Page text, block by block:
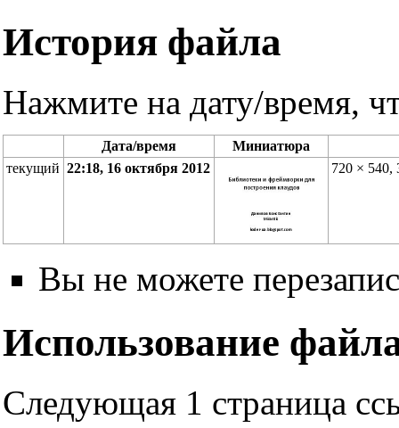
История файла
Нажмите на дату/время,
Дата/время
Миниатюра
текущий 22:18, 16 октября 2012 720 × 540,
Вы не можете
Использование
Следующая 1 страница